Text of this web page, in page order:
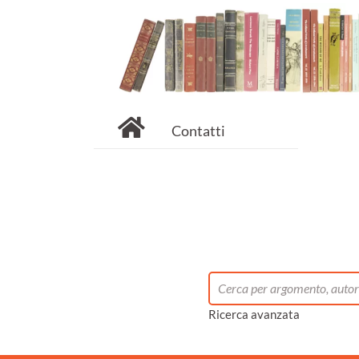
Contatti
Ricerca avanzata